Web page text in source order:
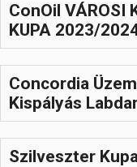
ConOil VÁROSI
KUPA 2023/
Concordia
Kispályás
Szilveszter